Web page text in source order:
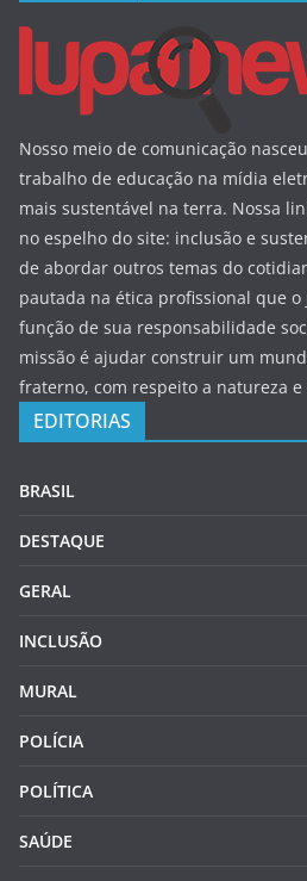
Nosso meio de comunicação
trabalho de educação na mídia
mais sustentável na terra. Nossa
no espelho do site: inclusão e
de abordar outros temas do
pautada na ética profissional que
função de sua responsabilidade
missão é ajudar construir um
fraterno, com respeito a natureza
EDITORIAS
BRASIL
DESTAQUE
GERAL
INCLUSÃO
MURAL
POLÍCIA
POLÍTICA
SAÚDE